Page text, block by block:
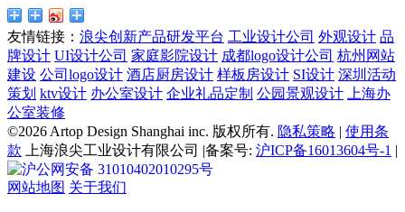
友情链接： 浪尖创新产品研发平台 工业设计公司 外观设计 品
牌设计 UI设计公司 家庭影院设计 成都logo设计公司 杭州网站
建设 公司logo设计 酒店厨房设计 样板房设计 SI设计 深圳活动
策划 ktv设计 办公室设计 企业礼品定制 公园景观设计 上海办
公室装修
©2026 Artop Design Shanghai inc. 版权所有. 隐私策略 | 使用条
款 上海浪尖工业设计有限公司 |备案号: 沪ICP备16013604号-1 |
沪公网安备 31010402010295号
网站地图 关于我们